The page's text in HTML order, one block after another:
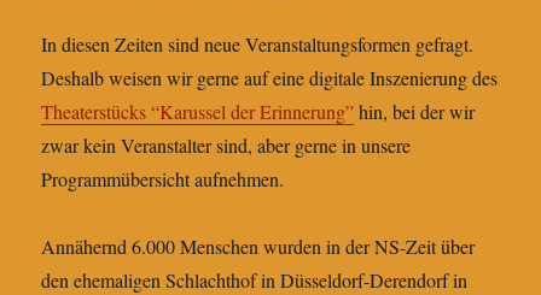
In diesen Zeiten sind neue Veranstaltungsformen gefragt.
Deshalb weisen wir gerne auf eine digitale Inszenierung des
Theaterstücks “Karussel der Erinnerung”hin, bei der wir
zwar kein Veranstalter sind, aber gerne in unsere
Programmübersicht aufnehmen.
Annähernd 6.000 Menschen wurden in der NS-Zeit über
den ehemaligen Schlachthof in Düsseldorf-Derendorf in